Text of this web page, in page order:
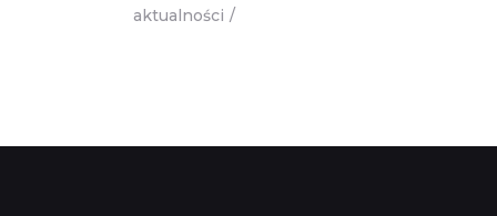
aktualności